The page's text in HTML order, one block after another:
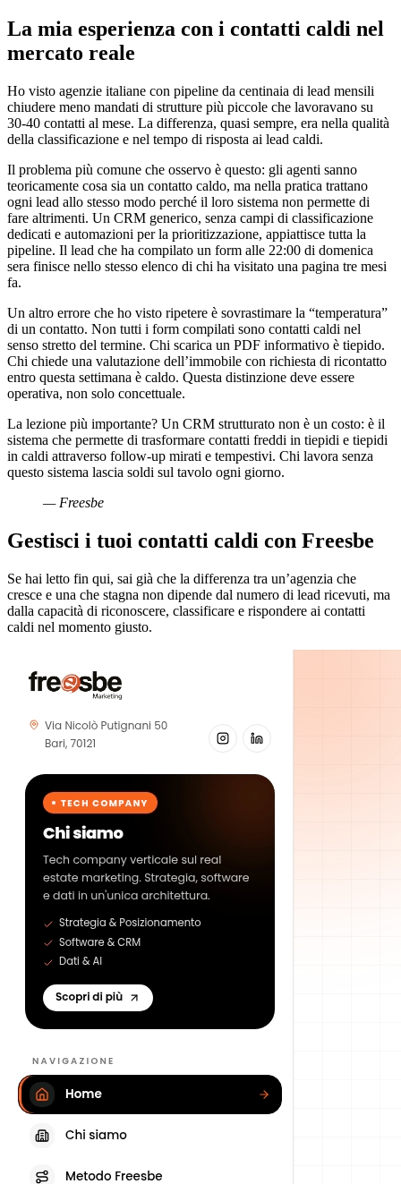
La mia esperienza con i contatti caldi nel
mercato reale
Ho visto agenzie italiane con pipeline da centinaia di lead mensili
chiudere meno mandati di strutture più piccole che lavoravano su
30-40 contatti al mese. La differenza, quasi sempre, era nella qualità
della classificazione e nel tempo di risposta ai lead caldi.
Il problema più comune che osservo è questo: gli agenti sanno
teoricamente cosa sia un contatto caldo, ma nella pratica trattano
ogni lead allo stesso modo perché il loro sistema non permette di
fare altrimenti. Un CRM generico, senza campi di classificazione
dedicati e automazioni per la prioritizzazione, appiattisce tutta la
pipeline. Il lead che ha compilato un form alle 22:00 di domenica
sera finisce nello stesso elenco di chi ha visitato una pagina tre mesi
fa.
Un altro errore che ho visto ripetere è sovrastimare la “temperatura”
di un contatto. Non tutti i form compilati sono contatti caldi nel
senso stretto del termine. Chi scarica un PDF informativo è tiepido.
Chi chiede una valutazione dell’immobile con richiesta di ricontatto
entro questa settimana è caldo. Questa distinzione deve essere
operativa, non solo concettuale.
La lezione più importante? Un CRM strutturato non è un costo: è il
sistema che permette di trasformare contatti freddi in tiepidi e tiepidi
in caldi attraverso follow-up mirati e tempestivi. Chi lavora senza
questo sistema lascia soldi sul tavolo ogni giorno.
— Freesbe
Gestisci i tuoi contatti caldi con Freesbe
Se hai letto fin qui, sai già che la differenza tra un’agenzia che
cresce e una che stagna non dipende dal numero di lead ricevuti, ma
dalla capacità di riconoscere, classificare e rispondere ai contatti
caldi nel momento giusto.